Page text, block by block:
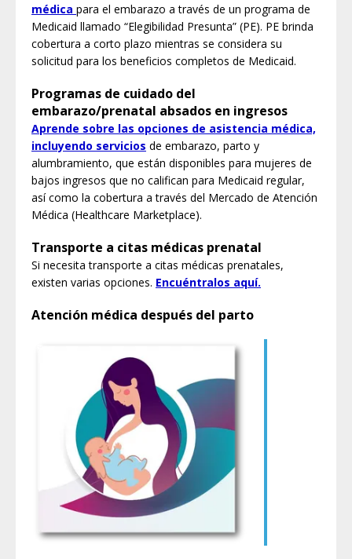
médica para el embarazo a través de un programa de
Medicaid llamado “Elegibilidad Presunta” (PE). PE brinda
cobertura a corto plazo mientras se considera su
solicitud para los beneficios completos de Medicaid.
Programas de cuidado del
embarazo/prenatal absados ​​en ingresos
Aprende sobre las opciones de asistencia médica,
incluyendo servicios de embarazo, parto y
alumbramiento, que están disponibles para mujeres de
bajos ingresos que no califican para Medicaid regular,
así como la cobertura a través del Mercado de Atención
Médica (Healthcare Marketplace).
Transporte a citas médicas prenatal
Si necesita transporte a citas médicas prenatales,
existen varias opciones. Encuéntralos aquí.
Atención médica después del parto